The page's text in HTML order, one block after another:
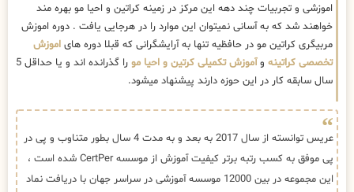
اموزشی و تجربیات چند دهه این مرکز در زمینه کراتین و احیا مو بهره مند
خواهند شد که به آسانی نمیتوان این موارد را در هرجایی یافت . دوره اموزش
مربیگری کراتین مو در حافظیه تنها به آرایشگرانی که قبلا دوره های اموزش
تخصصی کراتینه وآموزش تکمیلی کرتین و احیا مو
را گذرانده اند و یا حداقل 5
سال سابقه کار در این حوزه دارند پیشنهاد میشود.
عریس توانسته از سال 2017 به بعد و به مدت 4 سال بطور متناوب و پی در
پی موفق به کسب رتبه برتر کیفیت آموزش از موسسه CertPer شده است ،
این مجموعه در بین 12000 موسسه آموزشی در سراسر جهان با دریافت نماد